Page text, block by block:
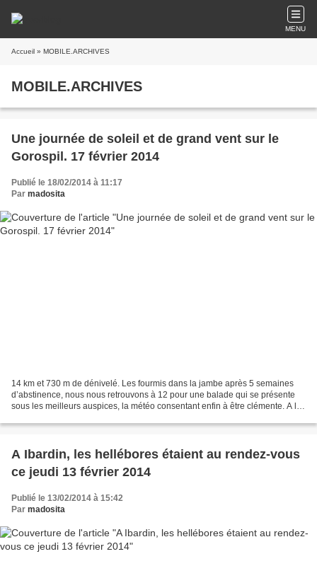
MENU
Accueil » MOBILE.ARCHIVES
MOBILE.ARCHIVES
Une journée de soleil et de grand vent sur le
Gorospil. 17 février 2014
Publié le 18/02/2014 à 11:17
Par madosita
14 km et 730 m de dénivelé. Les fourmis dans la jambe après 5 semaines
d’abstinence, nous nous retrouvons à 12 pour une balade qui se présente
sous les meilleurs auspices, la météo consentant enfin à être clémente. A la
A Ibardin, les hellébores étaient au rendez-vous
ce jeudi 13 février 2014
Publié le 13/02/2014 à 15:42
Par madosita